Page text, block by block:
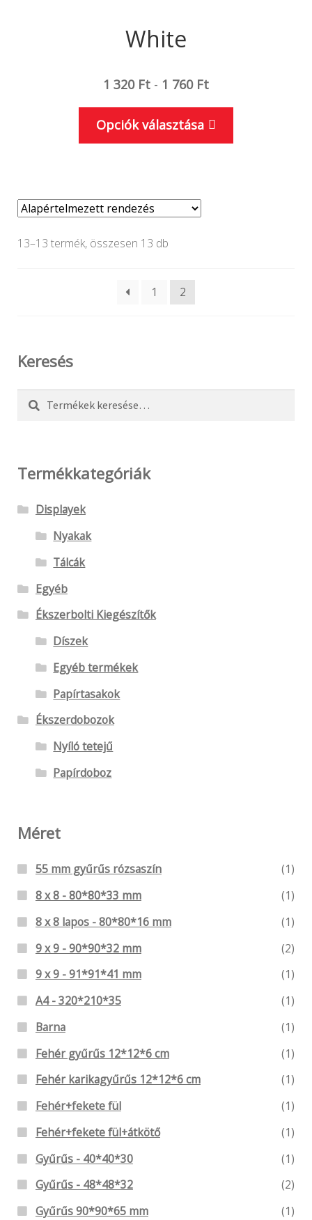
White
1 320 Ft - 1 760 Ft
Opciók választása
13–13 termék, összesen 13 db
1 2
Keresés
Keresés
Keresés
Termékkategóriák
Displayek
Nyakak
Tálcák
Egyéb
Ékszerbolti Kiegészítők
Díszek
Egyéb termékek
Papírtasakok
Ékszerdobozok
Nyíló tetejű
Papírdoboz
Méret
55 mm gyűrűs rózsaszín
(1)
8 x 8 - 80*80*33 mm
(1)
8 x 8 lapos - 80*80*16 mm
(1)
9 x 9 - 90*90*32 mm
(2)
9 x 9 - 91*91*41 mm
(1)
A4 - 320*210*35
(1)
Barna
(1)
Fehér gyűrűs 12*12*6 cm
(1)
Fehér karikagyűrűs 12*12*6 cm
(1)
Fehér+fekete fül
(1)
Fehér+fekete fül+átkötő
(1)
Gyűrűs - 40*40*30
(1)
Gyűrűs - 48*48*32
(2)
Gyűrűs 90*90*65 mm
(1)